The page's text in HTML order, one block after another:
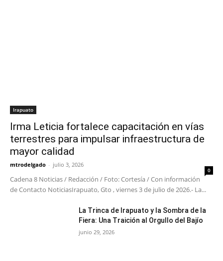
Irapuato
Irma Leticia fortalece capacitación en vías
terrestres para impulsar infraestructura de
mayor calidad
mtrodelgado - julio 3, 2026
0
Cadena 8 Noticias / Redacción / Foto: Cortesía / Con información
de Contacto NoticiasIrapuato, Gto , viernes 3 de julio de 2026.- La...
​La Trinca de Irapuato y la Sombra de la
Fiera: Una Traición al Orgullo del Bajío
junio 29, 2026